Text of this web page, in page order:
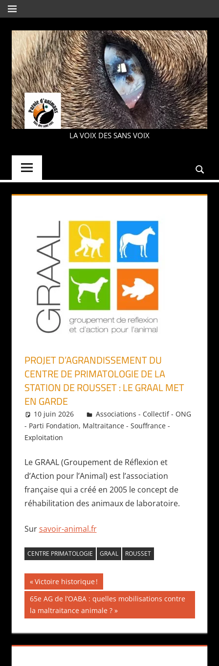
Aller
au
contenu
MENU
PAROLE
LA VOIX DES SANS VOIX
PROJET D’AGRANDISSEMENT DU
CENTRE DE PRIMATOLOGIE DE LA
STATION DE ROUSSET : LE GRAAL MET
EN GARDE
10 juin 2026 Daniel
Associations - Collectif - ONG
- Parti Fondation, Maltraitance - Souffrance -
Exploitation
Le GRAAL (Groupement de Réflexion et
d’Action pour l’Animal) est l’association
française qui a créé en 2005 le concept de
réhabilitation des animaux de laboratoire.
Sursavoir-animal.fr
CENTRE PRIMATOLOGIE GRAAL ROUSSET
Navigation
de
l’article
Publication
précédente :
Victoire historique !
Publication
suivante :
65e AG de l’OABA : quelles mobilisations contre
la maltraitance animale ?